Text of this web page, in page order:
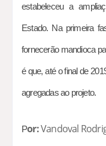
estabeleceu a
Estado. Na primeira
fornecerão mandioca
é que, até o final de
agregadas ao projeto.
Por:Vandoval